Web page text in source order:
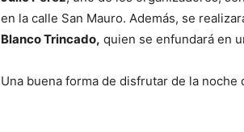
en la calle San Mauro. Además, se
Blanco Trincado, quien se enfundará en
Una buena forma de disfrutar de la noche